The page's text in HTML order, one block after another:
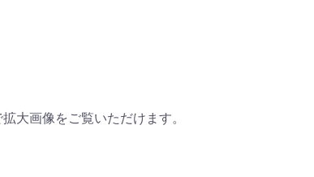
大画像をご覧いただけます。